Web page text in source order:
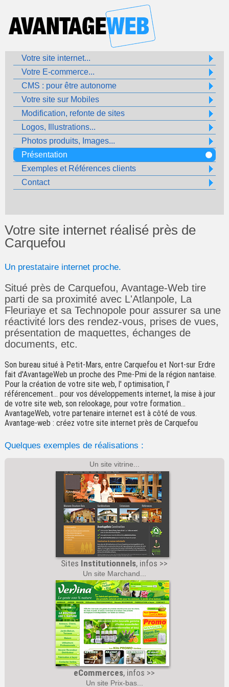
Votre site internet...
Votre E-commerce...
CMS : pour être autonome
Votre site sur Mobiles
Modification, refonte de sites
Logos, Illustrations...
Photos produits, Images...
Présentation
Exemples et Références clients
Contact
Votre site internet réalisé près de
Carquefou
Un prestataire internet proche.
Situé près de Carquefou, Avantage-Web tire
parti de sa proximité avec L'Atlanpole, La
Fleuriaye et sa Technopole pour assurer sa une
réactivité lors des rendez-vous, prises de vues,
présentation de maquettes, échanges de
documents, etc.
Son bureau situé à Petit-Mars, entre Carquefou et Nort-sur Erdre
fait d'AvantageWeb un proche des Pme-Pmi de la région nantaise.
Pour la création de votre site web, l' optimisation, l'
référencement... pour vos développements internet, la mise à jour
de votre site web, son relookage, pour votre formation...
AvantageWeb, votre partenaire internet est à côté de vous.
Avantage-web : créez votre site internet près de Carquefou
Quelques exemples de réalisations :
Un site vitrine...
Sites Institutionnels, infos >>
Un site Marchand...
eCommerces, infos >>
Un site Prix-bas...